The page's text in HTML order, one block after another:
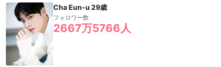
Cha Eun-u 29歳
フォロワー数
2667万5766人